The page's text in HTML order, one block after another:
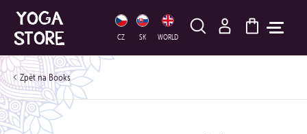
CZ SK WORLD
HLEDAT
Books